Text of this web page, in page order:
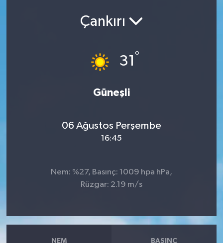
Çankırı
31 °
Güneşli
06 Ağustos Perşembe
16:45
Nem: %27, Basınç: 1009 hpa hPa,
Rüzgar: 2.19 m/s
NEM BASINÇ